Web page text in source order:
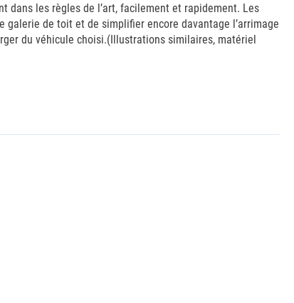
dans les règles de l’art, facilement et rapidement. Les
de toit et de simplifier encore davantage l’arrimage
du véhicule choisi.(Illustrations similaires, matériel